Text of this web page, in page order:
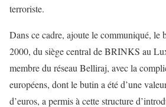
terroriste.
Dans ce cadre, ajoute le communiqué, le
2000, du siège central de BRINKS au
membre du réseau Belliraj, avec la
européens, dont le butin a été d’une
d’euros, a permis à cette structure